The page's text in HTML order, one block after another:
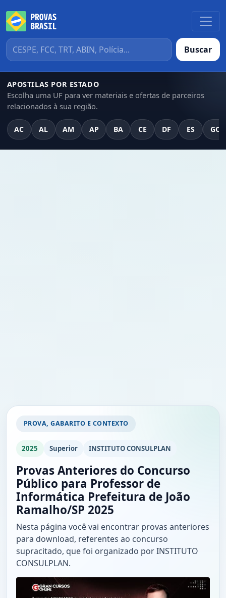
Buscar
APOSTILAS POR ESTADO
Escolha uma UF para ver materiais e ofertas de parceiros
relacionados à sua região.
AC AL AM AP BA CE DF ES GO
PROVA, GABARITO E CONTEXTO
2025 Superior INSTITUTO CONSULPLAN
Provas Anteriores do Concurso
Público para Professor de
Informática Prefeitura de João
Ramalho/SP 2025
Nesta página você vai encontrar provas anteriores
para download, referentes ao concurso
supracitado, que foi organizado por INSTITUTO
CONSULPLAN.